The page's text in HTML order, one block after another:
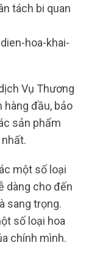
tách bi quan
hoa-khai-
Vụ Thương
hàng đầu, bảo
sản phẩm
một số loại
dàng cho đến
sang trọng.
số loại hoa
chính mình.